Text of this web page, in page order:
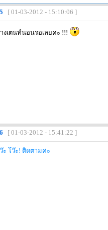
[ 01-03-2012 - 15:10:06 ]
งเตนท์นอนรอเลยค่ะ !!!
[ 01-03-2012 - 15:41:22 ]
ะ โว๊ะ! ติดตามค่ะ